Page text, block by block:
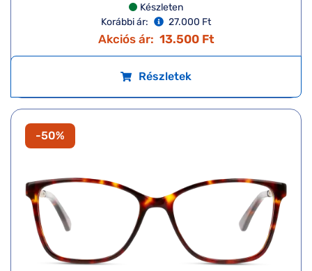
Készleten
Korábbi ár:
27.000 Ft
Akciós ár: 13.500 Ft
Részletek
-50%